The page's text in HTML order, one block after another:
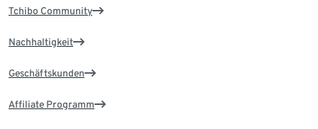
Tchibo Community
Nachhaltigkeit
Geschäftskunden
Affiliate Programm